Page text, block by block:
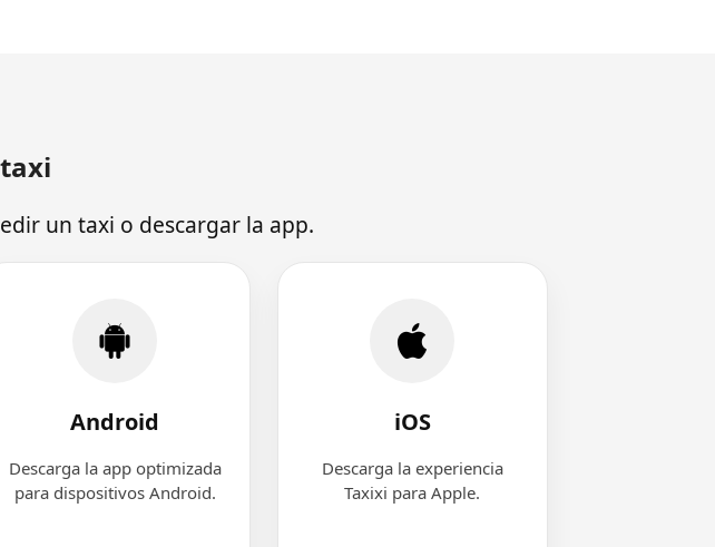
un taxi o descargar la app.
Android
Descarga la app optimizada
para dispositivos Android.
iOS
Descarga la experiencia
Taxixi para Apple.